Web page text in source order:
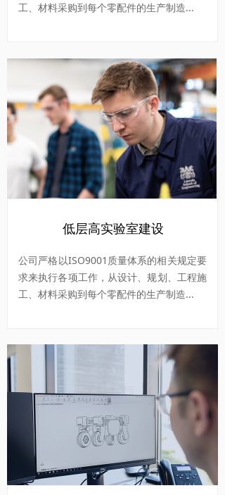
低层高实验室建设
公司严格以ISO9001质量体系的相关规定要
求来执行各项工作，从设计、规划、工程施
工、材料采购到每个零配件的生产制造...
工、材料采购到每个零配件的生产制造...